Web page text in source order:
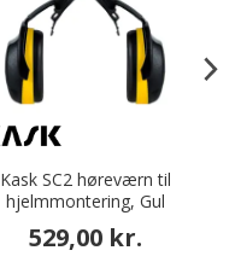
Kask SC2 høreværn til
hjelmmontering, Gul
529,00 kr.